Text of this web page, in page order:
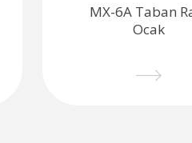
MX-6A Taban
Ocak